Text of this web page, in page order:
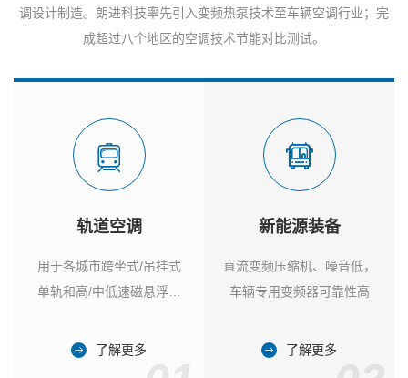
调设计制造。朗进科技率先引入变频热泵技术至车辆空调行业；完
成超过八个地区的空调技术节能对比测试。
轨道空调
用于各城市跨坐式/吊挂式
单轨和高/中低速磁悬浮列
了解更多
新能源装备
直流变频压缩机、噪音低，
车辆专用变频器可靠性高
了解更多